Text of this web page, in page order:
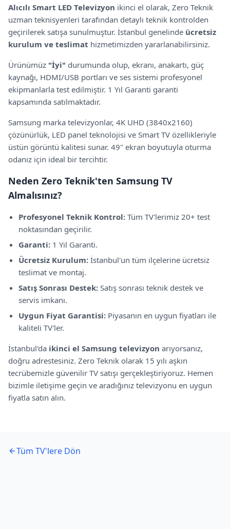
Alıcılı Smart LED Televizyon ikinci el olarak, Zero Teknik
uzman teknisyenleri tarafından detaylı teknik kontrolden
geçirilerek satışa sunulmuştur. İstanbul genelinde ücretsiz
kurulum ve teslimat hizmetimizden yararlanabilirsiniz.
Ürünümüz "İyi" durumunda olup, ekranı, anakartı, güç
kaynağı, HDMI/USB portları ve ses sistemi profesyonel
ekipmanlarla test edilmiştir. 1 Yıl Garanti garanti
kapsamında satılmaktadır.
Samsung marka televizyonlar, 4K UHD (3840x2160)
çözünürlük, LED panel teknolojisi ve Smart TV özellikleriyle
üstün görüntü kalitesi sunar. 49" ekran boyutuyla oturma
odanız için ideal bir tercihtir.
Neden Zero Teknik'ten Samsung TV
Almalısınız?
Profesyonel Teknik Kontrol: Tüm TV'lerimiz 20+ test
noktasından geçirilir.
Garanti: 1 Yıl Garanti.
Ücretsiz Kurulum: İstanbul'un tüm ilçelerine ücretsiz
teslimat ve montaj.
Satış Sonrası Destek: Satış sonrası teknik destek ve
servis imkanı.
Uygun Fiyat Garantisi: Piyasanın en uygun fiyatları ile
kaliteli TV'ler.
İstanbul'da ikinci el Samsung televizyon arıyorsanız,
doğru adrestesiniz. Zero Teknik olarak 15 yılı aşkın
tecrübemizle güvenilir TV satışı gerçekleştiriyoruz. Hemen
bizimle iletişime geçin ve aradığınız televizyonu en uygun
fiyatla satın alın.
Tüm TV'lere Dön